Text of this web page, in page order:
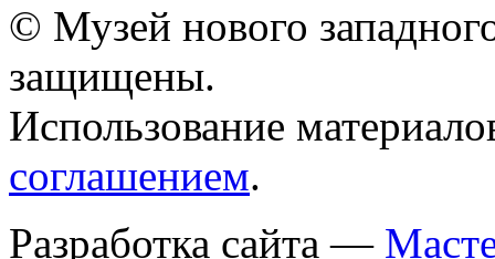
© Музей нового
защищены.
Использование
соглашением.
Разработка сайта —